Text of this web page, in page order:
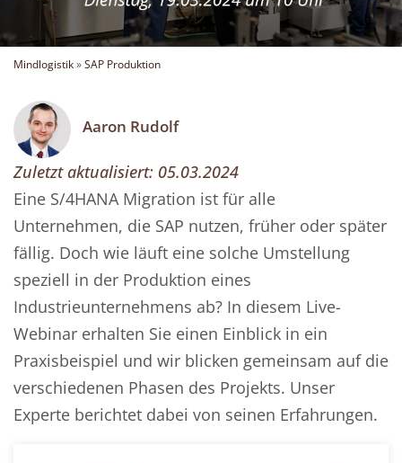
Mindlogistik»SAP Produktion
Aaron Rudolf
Zuletzt aktualisiert: 05.03.2024
Eine S/4HANA Migration ist für alle
Unternehmen, die SAP nutzen, früher oder später
fällig. Doch wie läuft eine solche Umstellung
speziell in der Produktion eines
Industrieunternehmens ab? In diesem Live-
Webinar erhalten Sie einen Einblick in ein
Praxisbeispiel und wir blicken gemeinsam auf die
verschiedenen Phasen des Projekts. Unser
Experte berichtet dabei von seinen Erfahrungen.